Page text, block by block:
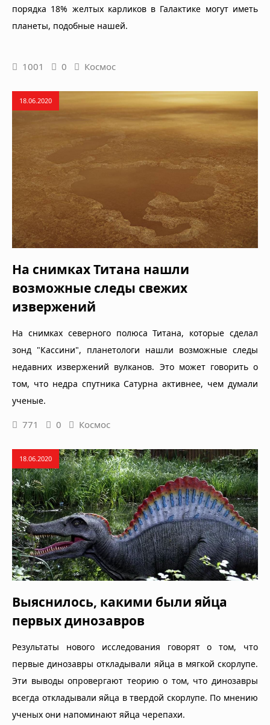
порядка 18% желтых карликов в Галактике могут иметь
планеты, подобные нашей.
1001 0 Космос
18.06.2020
На снимках Титана нашли
возможные следы свежих
извержений
На снимках северного полюса Титана, которые сделал
зонд "Кассини", планетологи нашли возможные следы
недавних извержений вулканов. Это может говорить о
том, что недра спутника Сатурна активнее, чем думали
ученые.
771 0 Космос
18.06.2020
Выяснилось, какими были яйца
первых динозавров
Результаты нового исследования говорят о том, что
первые динозавры откладывали яйца в мягкой скорлупе.
Эти выводы опровергают теорию о том, что динозавры
всегда откладывали яйца в твердой скорлупе. По мнению
ученых они напоминают яйца черепахи.